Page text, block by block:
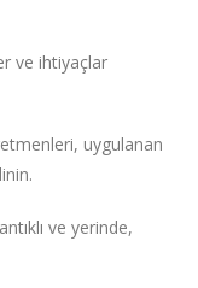
ve ihtiyaçlar
uygulanan
ve yerinde,